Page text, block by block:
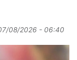
08/2026 - 06:40